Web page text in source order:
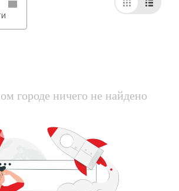
городе ничего не найдено